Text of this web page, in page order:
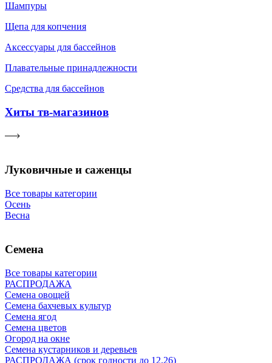
Шампуры
Щепа для копчения
Аксессуары для бассейнов
Плавательные принадлежности
Средства для бассейнов
Хиты тв-магазинов
Луковичные и саженцы
Все товары категории
Осень
Весна
Семена
Все товары категории
РАСПРОДАЖА
Семена овощей
Семена бахчевых культур
Семена ягод
Семена цветов
Огород на окне
Семена кустарников и деревьев
РАСПРОДАЖА (срок годности до 12.26)